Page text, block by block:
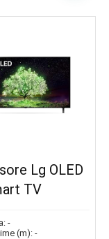
Lg OLED
TV
-
(m): -